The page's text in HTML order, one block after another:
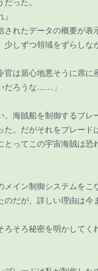
った。
れたデータの概要が表
少しずつ領域をずらしな
は居心地悪そうに席に
だろうな…… 」
海賊船を制御するブレ
た。だがそれをブレー
ってこの宇宙海賊は恐
イン制御システムをこ
だが、詳しい理由は今
ろそろ秘密を明かしてく